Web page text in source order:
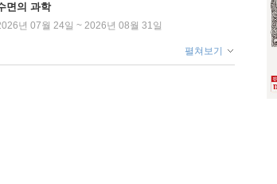
면의 과학
년 07월 24일 ~ 2026년 08월 31일
펼쳐보기